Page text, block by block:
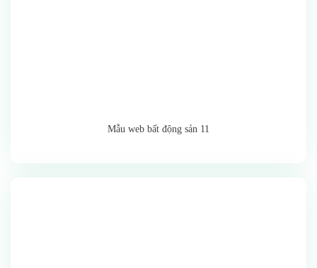
Mẫu web bất động sản 11